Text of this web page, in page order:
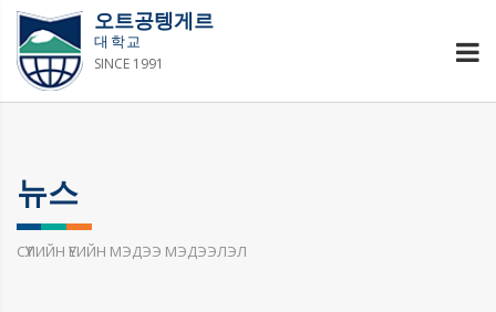
오트공텡게르
대학교
SINCE 1991
뉴스
СҮҮЛИЙН ҮЕИЙН МЭДЭЭ МЭДЭЭЛЭЛ